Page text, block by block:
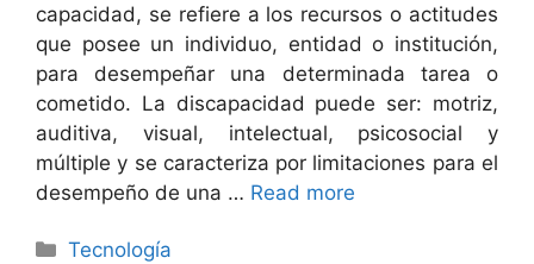
capacidad, se refiere a los recursos o actitudes
que posee un individuo, entidad o institución,
para desempeñar una determinada tarea o
cometido. La discapacidad puede ser: motriz,
auditiva, visual, intelectual, psicosocial y
múltiple y se caracteriza por limitaciones para el
desempeño de una … Read more
Categorías
Tecnología